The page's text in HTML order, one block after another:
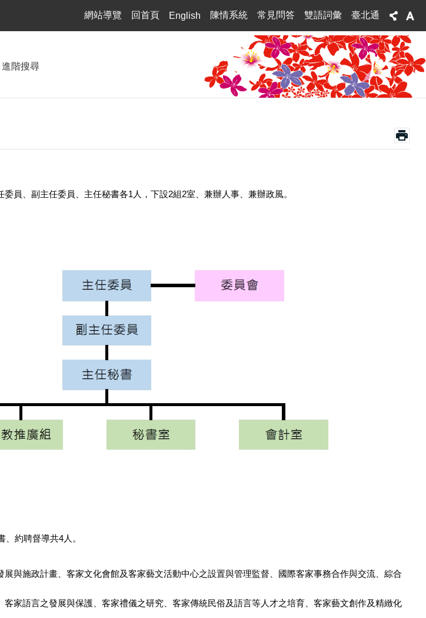
網站導覽 回首頁 English 陳情系統 常見問答 雙語詞彙 臺北通
進階搜尋
員、副主任委員、主任秘書各1人，下設2組2室、兼辦人事、兼辦政風。
約聘督導共4人。
展與施政計畫、客家文化會館及客家藝文活動中心之設置與管理監督、國際客家事務合作與交流、綜合
客家語言之發展與保護、客家禮儀之研究、客家傳統民俗及語言等人才之培育、客家藝文創作及精緻化